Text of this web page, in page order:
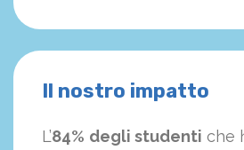
Il nostro impatto
L’84% degli studenti che